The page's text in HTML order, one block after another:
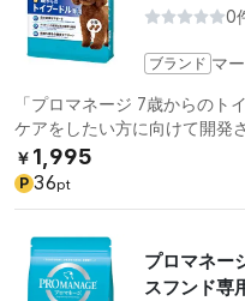
0
ブランド マ
「プロマネージ 7歳からのト
ケアをしたい方に向けて開発
食です。
￥ 1,995
P 36pt
プロマネー
スフンド専